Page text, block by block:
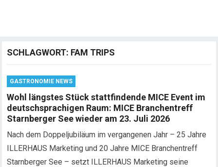
SCHLAGWORT: FAM TRIPS
GASTRONOMIE NEWS
Wohl längstes Stück stattfindende MICE Event im
deutschsprachigen Raum: MICE Branchentreff
Starnberger See wieder am 23. Juli 2026
Nach dem Doppeljubiläum im vergangenen Jahr – 25 Jahre
ILLERHAUS Marketing und 20 Jahre MICE Branchentreff
Starnberger See – setzt ILLERHAUS Marketing seine